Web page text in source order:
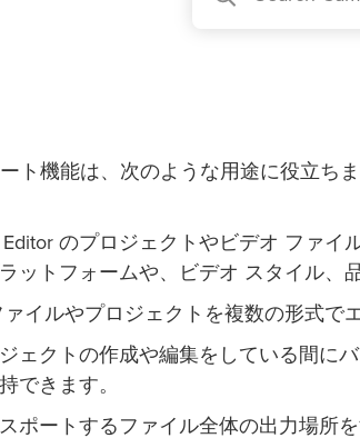
ト機能は、次のような用途に役立ちま
Editor のプロジェクトやビデオ ファ
ットフォームや、ビデオ スタイル、
ァイルやプロジェクトを複数の形式で
ェクトの作成や編集をしている間に
できます。
ポートするファイル全体の出力場所